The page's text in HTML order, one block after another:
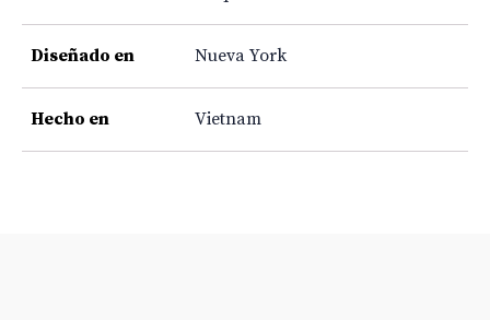
Diseñado en Nueva York
Hecho en Vietnam